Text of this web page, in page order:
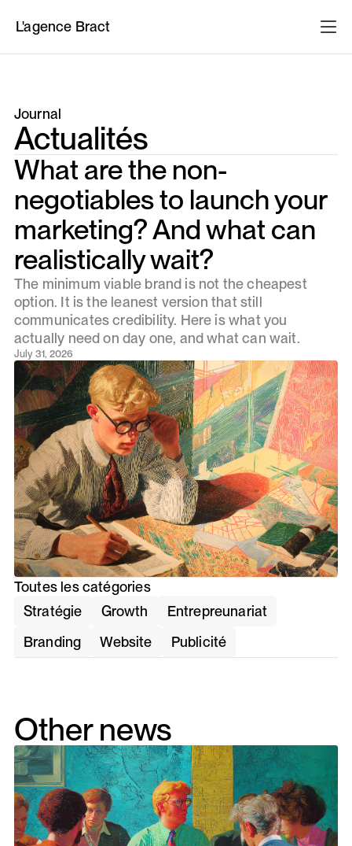
L'agence Bract
Actualités
Journal
What are the non-
negotiables to launch your
marketing? And what can
realistically wait?
The minimum viable brand is not the cheapest
option. It is the leanest version that still
communicates credibility. Here is what you
actually need on day one, and what can wait.
July 31, 2026
Toutes les catégories
Stratégie
Growth
Entrepreunariat
Branding
Website Publicité
Other news